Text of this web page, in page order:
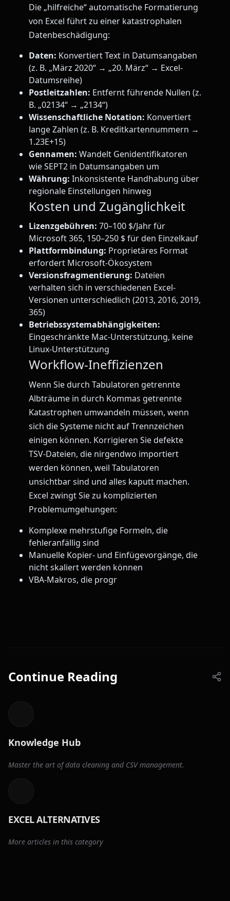
Die „hilfreiche“ automatische Formatierung
von Excel führt zu einer katastrophalen
Datenbeschädigung:
Daten: Konvertiert Text in Datumsangaben
(z. B. „März 2020“ → „20. März“ → Excel-
Datumsreihe)
Postleitzahlen: Entfernt führende Nullen (z.
B. „02134“ → „2134“)
Wissenschaftliche Notation: Konvertiert
lange Zahlen (z. B. Kreditkartennummern →
1.23E+15)
Gennamen: Wandelt Genidentifikatoren
wie SEPT2 in Datumsangaben um
Währung: Inkonsistente Handhabung über
regionale Einstellungen hinweg
Kosten und Zugänglichkeit
Lizenzgebühren: 70–100 $/Jahr für
Microsoft 365, 150–250 $ für den Einzelkauf
Plattformbindung: Proprietäres Format
erfordert Microsoft-Ökosystem
Versionsfragmentierung: Dateien
verhalten sich in verschiedenen Excel-
Versionen unterschiedlich (2013, 2016, 2019,
365)
Betriebssystemabhängigkeiten:
Eingeschränkte Mac-Unterstützung, keine
Linux-Unterstützung
Workflow-Ineffizienzen
Wenn Sie durch Tabulatoren getrennte
Albträume in durch Kommas getrennte
Katastrophen umwandeln müssen, wenn
sich die Systeme nicht auf Trennzeichen
einigen können. Korrigieren Sie defekte
TSV-Dateien, die nirgendwo importiert
werden können, weil Tabulatoren
unsichtbar sind und alles kaputt machen.
Excel zwingt Sie zu komplizierten
Problemumgehungen:
Komplexe mehrstufige Formeln, die
fehleranfällig sind
Manuelle Kopier- und Einfügevorgänge, die
nicht skaliert werden können
VBA-Makros, die progr
Continue Reading
Knowledge Hub
Master the art of data cleaning and CSV management.
EXCEL ALTERNATIVES
More articles in this category